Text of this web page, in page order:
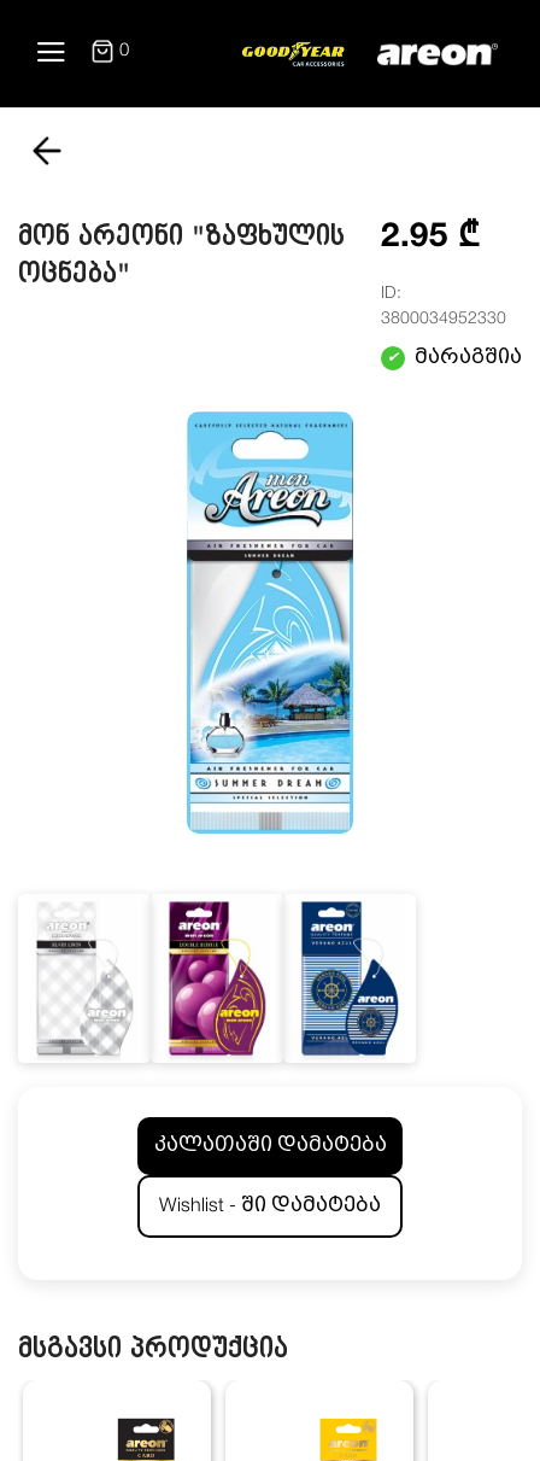
0
მონ არეონი "ზაფხულის
ოცნება"
2.95 ₾
ID:
3800034952330
✔ მარაგშია
კალათაში დამატება
Wishlist - ში დამატება
მსგავსი პროდუქცია